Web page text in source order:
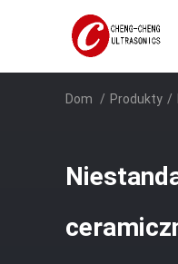
Dom / Produkty /